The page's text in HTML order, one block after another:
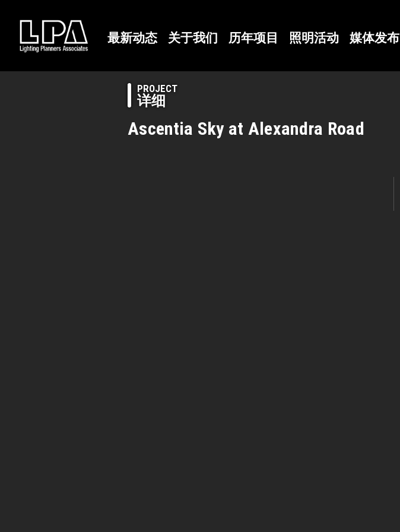
最新动态 关于我们 历年项目 照明活动 媒体发布
PROJECT
详细
Ascentia Sky at Alexandra Road